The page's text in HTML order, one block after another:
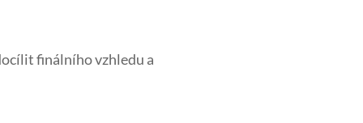
finálního vzhledu a